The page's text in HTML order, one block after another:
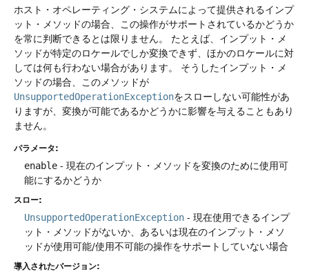
ホスト・オペレーティング・システムによって提供されるインプ
ット・メソッドの場合、この操作がサポートされているかどうか
を常に判断できるとは限りません。
たとえば、インプット・メ
ソッドが特定のロケールでしか変換できず、ほかのロケールに対
しては何も行わない場合があります。
そうしたインプット・メ
ソッドの場合、このメソッドが
UnsupportedOperationExceptionをスローしない可能性があ
りますが、変換が可能であるかどうかに影響を与えることもあり
ません。
パラメータ:
enable - 現在のインプット・メソッドを変換のために使用可
能にするかどうか
スロー:
UnsupportedOperationException - 現在使用できるインプ
ット・メソッドがないか、あるいは現在のインプット・メソ
ッドが使用可能/使用不可能の操作をサポートしていない場合
導入されたバージョン: